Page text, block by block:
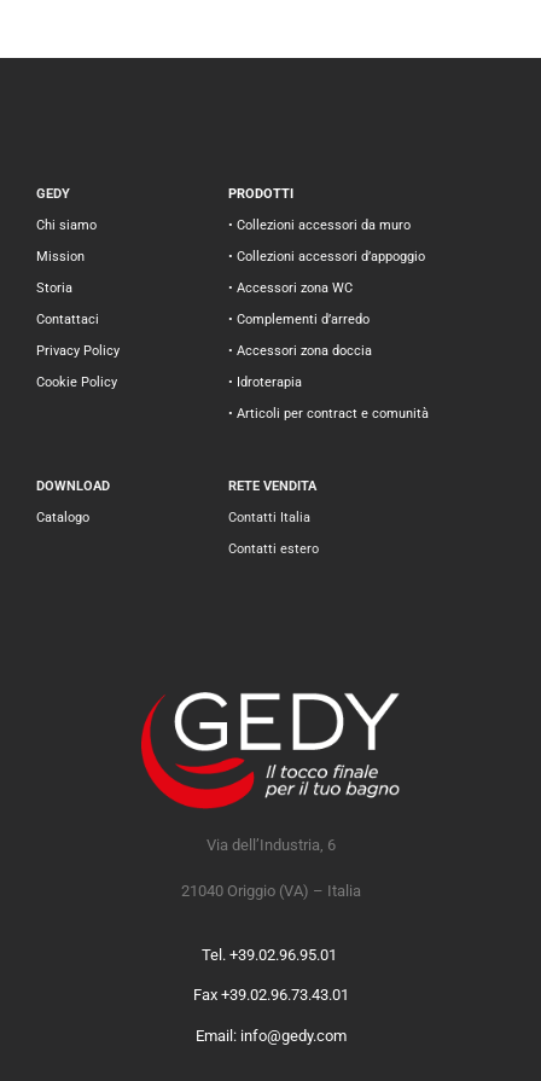
GEDY
Chi siamo
Mission
Storia
Contattaci
Privacy Policy
Cookie Policy
PRODOTTI
• Collezioni accessori da muro
• Collezioni accessori d’appoggio
• Accessori zona WC
• Complementi d’arredo
• Accessori zona doccia
• Idroterapia
• Articoli per contract e comunità
DOWNLOAD
Catalogo
RETE VENDITA
Contatti Italia
Contatti estero
Via dell’Industria, 6
21040 Origgio (VA) – Italia
Tel. +39.02.96.95.01
Fax +39.02.96.73.43.01
Email: info@gedy.com